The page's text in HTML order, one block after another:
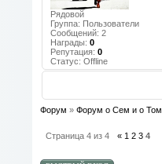
Рядовой
Группа: Пользователи
Сообщений: 2
Награды: 0
Репутация: 0
Статус: Offline
Форум » Форум о Сем и о Том
Страница 4 из 4 « 1 2 3 4